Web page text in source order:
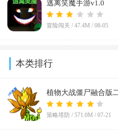
逃离笑魔手游v1.0
冒险闯关 / 47.4M / 08-05
本类排行
植物大战僵尸融合版
(PlantsVsZombiesRH-
策略塔防 / 571.0M / 07-21